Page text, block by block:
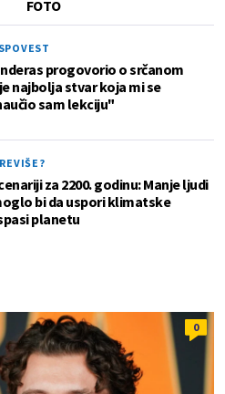
FOTO
progovorio o srčanom
najbolja stvar koja mi se
sam lekciju"
za 2200. godinu: Manje ljudi
bi da uspori klimatske
planetu
0